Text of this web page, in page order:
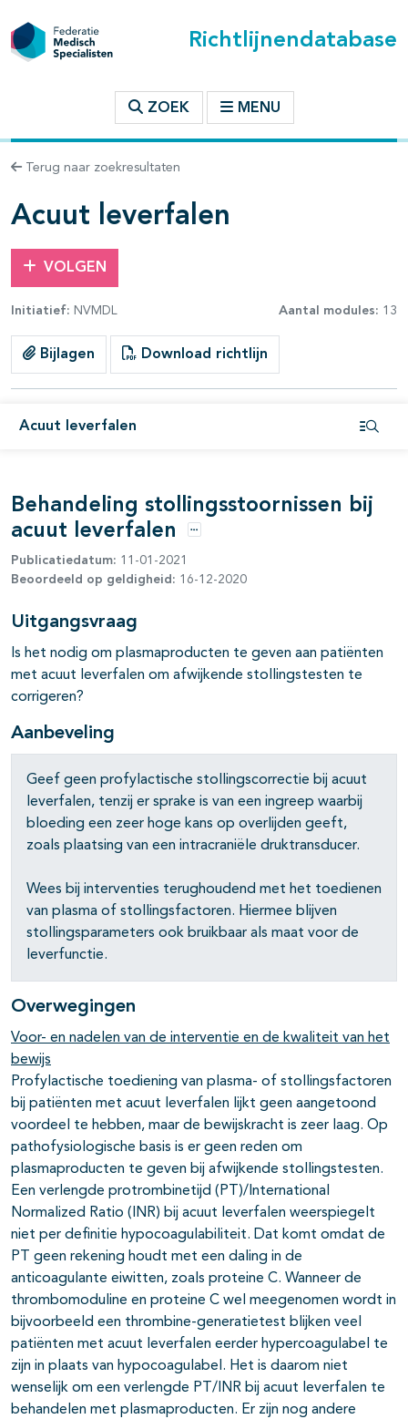
Richtlijnendatabase
ZOEK MENU
Terug naar zoekresultaten
Acuut leverfalen
VOLGEN
Initiatief: NVMDL Aantal modules: 13
Bijlagen Download richtlijn
Acuut leverfalen
binnen deze richtlijn
open- en dichtklappen
Behandeling stollingsstoornissen bij
acuut leverfalen
Opties
Publicatiedatum: 11-01-2021
Beoordeeld op geldigheid: 16-12-2020
Uitgangsvraag
Is het nodig om plasmaproducten te geven aan patiënten
met acuut leverfalen om afwijkende stollingstesten te
corrigeren?
Aanbeveling
Geef geen profylactische stollingscorrectie bij acuut
leverfalen, tenzij er sprake is van een ingreep waarbij
bloeding een zeer hoge kans op overlijden geeft,
zoals plaatsing van een intracraniële druktransducer.
Wees bij interventies terughoudend met het toedienen
van plasma of stollingsfactoren. Hiermee blijven
stollingsparameters ook bruikbaar als maat voor de
leverfunctie.
Overwegingen
Voor- en nadelen van de interventie en de kwaliteit van het
bewijs
Profylactische toediening van plasma- of stollingsfactoren
bij patiënten met acuut leverfalen lijkt geen aangetoond
voordeel te hebben, maar de bewijskracht is zeer laag. Op
pathofysiologische basis is er geen reden om
plasmaproducten te geven bij afwijkende stollingstesten.
Een verlengde protrombinetijd (PT)/International
Normalized Ratio (INR) bij acuut leverfalen weerspiegelt
niet per definitie hypocoagulabiliteit. Dat komt omdat de
PT geen rekening houdt met een daling in de
anticoagulante eiwitten, zoals proteine C. Wanneer de
thrombomoduline en proteine C wel meegenomen wordt in
bijvoorbeeld een thrombine-generatietest blijken veel
patiënten met acuut leverfalen eerder hypercoagulabel te
zijn in plaats van hypocoagulabel. Het is daarom niet
wenselijk om een verlengde PT/INR bij acuut leverfalen te
behandelen met plasmaproducten. Er zijn nog andere